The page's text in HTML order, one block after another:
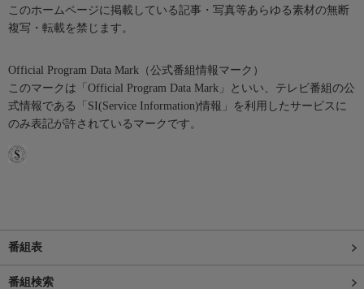
このホームページに掲載している記事・写真等あらゆる素材の無断
複写・転載を禁じます。
Official Program Data Mark（公式番組情報マーク）
このマークは「Official Program Data Mark」といい、テレビ番組の公
式情報である「SI(Service Information)情報」を利用したサービスに
のみ表記が許されているマークです。
番組表
番組検索